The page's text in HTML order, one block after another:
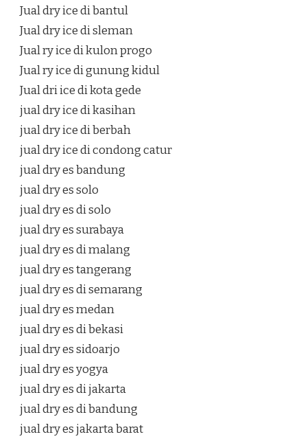
Jual dry ice di bantul
Jual dry ice di sleman
Jual ry ice di kulon progo
Jual ry ice di gunung kidul
Jual dri ice di kota gede
jual dry ice di kasihan
jual dry ice di berbah
jual dry ice di condong catur
jual dry es bandung
jual dry es solo
jual dry es di solo
jual dry es surabaya
jual dry es di malang
jual dry es tangerang
jual dry es di semarang
jual dry es medan
jual dry es di bekasi
jual dry es sidoarjo
jual dry es yogya
jual dry es di jakarta
jual dry es di bandung
jual dry es jakarta barat